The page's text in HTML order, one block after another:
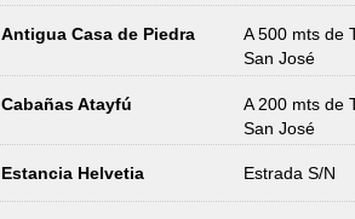
Antigua Casa de Piedra
A 500 mts de
San José
Cabañas Atayfú
A 200 mts de
San José
Estancia Helvetia Estrada S/N